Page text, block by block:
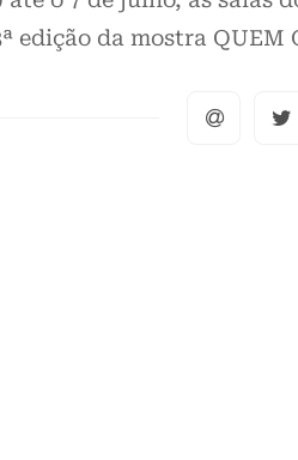
edição da mostra QUEM